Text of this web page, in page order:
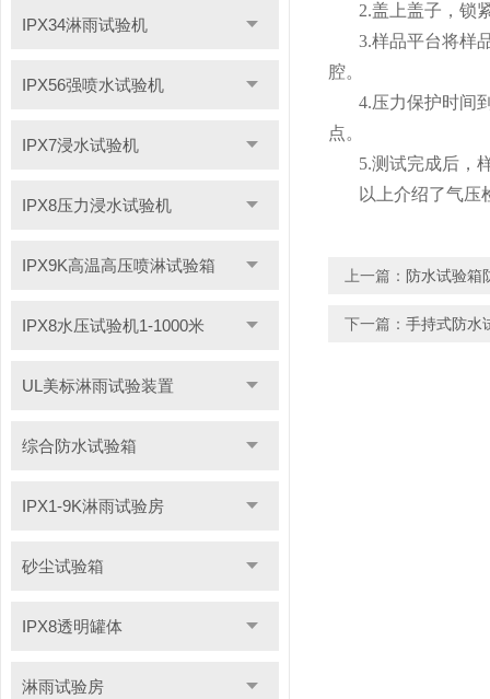
IPX34淋雨试验机
IPX56强喷水试验机
IPX7浸水试验机
IPX8压力浸水试验机
IPX9K高温高压喷淋试验箱
IPX8水压试验机1-1000米
UL美标淋雨试验装置
综合防水试验箱
IPX1-9K淋雨试验房
砂尘试验箱
IPX8透明罐体
淋雨试验房
2.盖上盖子，锁
3.样品平台将样
腔。
4.压力保护时间
点。
5.测试完成后，
以上介绍了气压
上一篇： 防水试验箱
下一篇： 手持式防水